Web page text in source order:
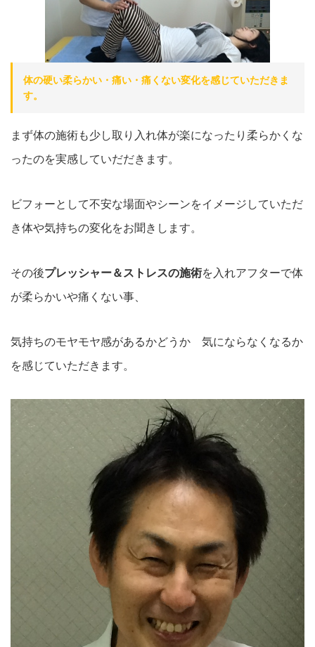
体の硬い柔らかい・痛い・痛くない変化を感じていただきま
す。
まず体の施術も少し取り入れ体が楽になったり柔らかくな
ったのを実感していだだきます。
ビフォーとして不安な場面やシーンをイメージしていただ
き体や気持ちの変化をお聞きします。
その後プレッシャー＆ストレスの施術を入れアフターで体
が柔らかいや痛くない事、
気持ちのモヤモヤ感があるかどうか 気にならなくなるか
を感じていただきます。